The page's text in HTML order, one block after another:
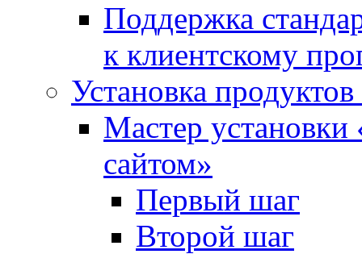
Поддержка
к клиентскому
Установка
Мастер
сайтом»
Первый шаг
Второй шаг